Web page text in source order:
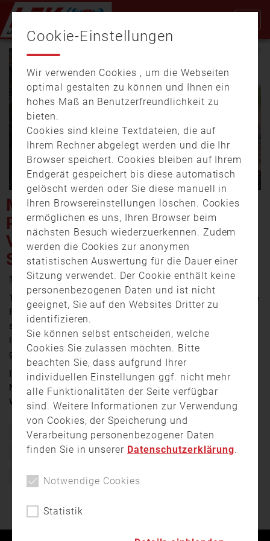
Video
MÜNCHEN: WALDBRAND IM
PERLACHER FORST
VERURSACHT HOHEN
SCHADEN
13. April 2018 7:36
Treibt in München ein Feuerteufel sein Unwesen? Diese
Frage beschäftigt derzeit die Polizei – Denn es gab
schon wieder einen Waldbrand und die Beamten gehen
inzwischen davon aus, dass das Feuer absichtlich
gelegt wurde.
Im Perlacher Forst musste die Feuerwehr gestern
Nachmittag ausrücken, weil etwa eineinhalb Hektar
Wald brannten.
Bayern Brand Ehrenamt Einsatz Feuer
Feuerwehr Freiwillig Freiwillige Feuerwehr München
Waldbrand
Cookie-Einstellungen
Wir verwenden Cookies , um die Webseiten
optimal gestalten zu können und Ihnen ein
hohes Maß an Benutzerfreundlichkeit zu
bieten.
Cookies sind kleine Textdateien, die auf
Ihrem Rechner abgelegt werden und die Ihr
Browser speichert. Cookies bleiben auf Ihrem
Endgerät gespeichert bis diese automatisch
gelöscht werden oder Sie diese manuell in
Ihren Browsereinstellungen löschen. Cookies
ermöglichen es uns, Ihren Browser beim
nächsten Besuch wiederzuerkennen. Zudem
werden die Cookies zur anonymen
statistischen Auswertung für die Dauer einer
Sitzung verwendet. Der Cookie enthält keine
personenbezogenen Daten und ist nicht
geeignet, Sie auf den Websites Dritter zu
identifizieren.
Sie können selbst entscheiden, welche
Cookies Sie zulassen möchten. Bitte
beachten Sie, dass aufgrund Ihrer
individuellen Einstellungen ggf. nicht mehr
alle Funktionalitäten der Seite verfügbar
sind. Weitere Informationen zur Verwendung
von Cookies, der Speicherung und
Verarbeitung personenbezogener Daten
finden Sie in unserer Datenschutzerklärung.
Notwendige Cookies
Statistik